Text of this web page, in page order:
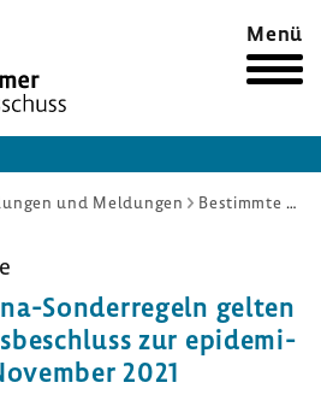
Menü
und Meldungen Bestimmte Corona-Sonderregeln gelten nach Bundestagsbeschluss zur epidemischen Lage bis November 2021
​Sonderregeln gelten
zur epide­mi­
2021